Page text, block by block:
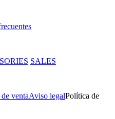
SALES
ventaAviso legalPolítica de